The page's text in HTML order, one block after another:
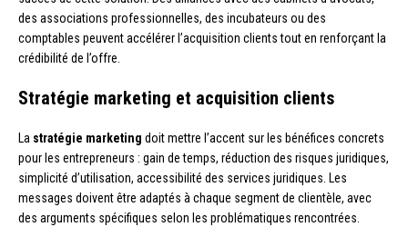
des associations professionnelles, des incubateurs ou des
comptables peuvent accélérer l’acquisition clients tout en renforçant la
crédibilité de l’offre.
Stratégie marketing et acquisition clients
La stratégie marketing doit mettre l’accent sur les bénéfices concrets
pour les entrepreneurs : gain de temps, réduction des risques juridiques,
simplicité d’utilisation, accessibilité des services juridiques. Les
messages doivent être adaptés à chaque segment de clientèle, avec
des arguments spécifiques selon les problématiques rencontrées.